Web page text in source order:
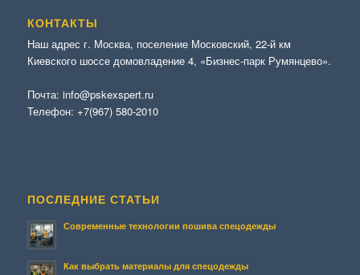
КОНТАКТЫ
Наш адрес г. Москва, поселение Московский, 22-й км
Киевского шоссе домовладение 4, «Бизнес-парк Румянцево».
Почта: info@pskexspert.ru
Телефон: +7(967) 580-2010
ПОСЛЕДНИЕ СТАТЬИ
Современные технологии пошива спецодежды
Как выбрать материалы для спецодежды